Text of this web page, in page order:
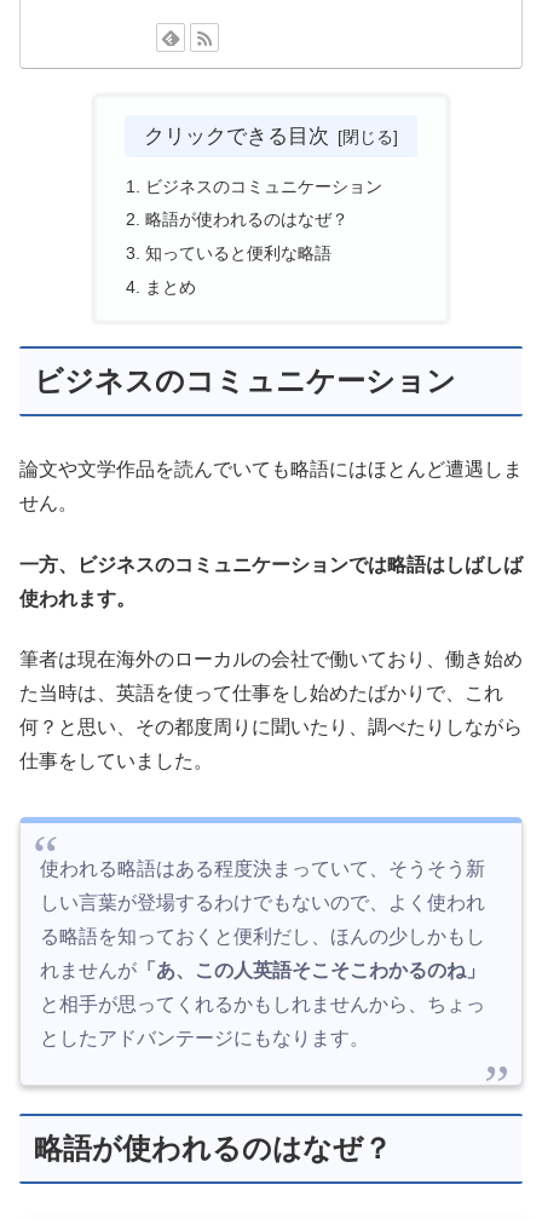
クリックできる目次
ビジネスのコミュニケーション
略語が使われるのはなぜ？
知っていると便利な略語
まとめ
ビジネスのコミュニケーション
論文や文学作品を読んでいても略語にはほとんど遭遇しま
せん。
一方、ビジネスのコミュニケーションでは略語はしばしば
使われます。
筆者は現在海外のローカルの会社で働いており、働き始め
た当時は、英語を使って仕事をし始めたばかりで、これ
何？と思い、その都度周りに聞いたり、調べたりしながら
仕事をしていました。
使われる略語はある程度決まっていて、そうそう新
しい言葉が登場するわけでもないので、よく使われ
る略語を知っておくと便利だし、ほんの少しかもし
れませんが 「あ、この人英語そこそこわかるのね」
と相手が思ってくれるかもしれませんから、ちょっ
としたアドバンテージにもなります。
略語が使われるのはなぜ？